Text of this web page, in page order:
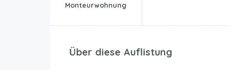
Monteurwohnung
Über diese Auflistung